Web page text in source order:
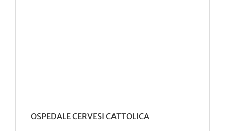
OSPEDALE CERVESI CATTOLICA